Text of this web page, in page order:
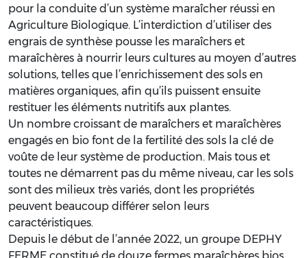
pour la conduite d’un système maraîcher réussi en
Agriculture Biologique. L’interdiction d’utiliser des
engrais de synthèse pousse les maraîchers et
maraîchères à nourrir leurs cultures au moyen d’autres
solutions, telles que l’enrichissement des sols en
matières organiques, afin qu’ils puissent ensuite
restituer les éléments nutritifs aux plantes.
Un nombre croissant de maraîchers et maraîchères
engagés en bio font de la fertilité des sols la clé de
voûte de leur système de production. Mais tous et
toutes ne démarrent pas du même niveau, car les sols
sont des milieux très variés, dont les propriétés
peuvent beaucoup différer selon leurs
caractéristiques.
Depuis le début de l’année 2022, un groupe DEPHY